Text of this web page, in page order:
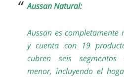
AussanNatural:
Aussan es
y cuenta con 19
cubren seis
menor, incluyendo el